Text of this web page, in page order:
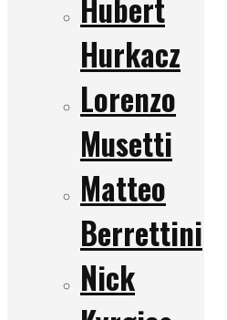
Hubert
Hurkacz
Lorenzo
Musetti
Matteo
Berrettini
Nick